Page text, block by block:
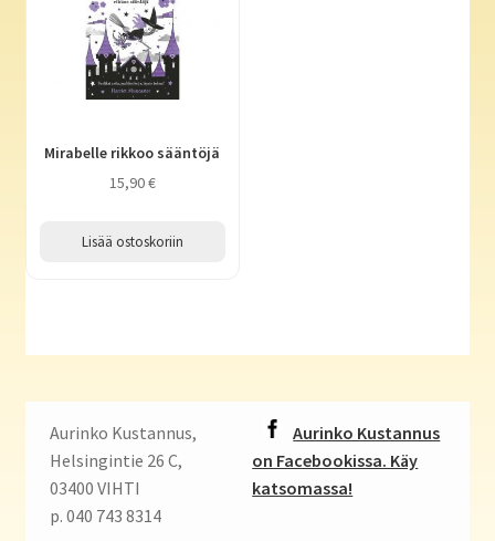
Mirabelle rikkoo sääntöjä
15,90€
Lisää ostoskoriin
Aurinko Kustannus,
Helsingintie 26 C,
03400 VIHTI
p. 040 743 8314
Aurinko Kustannus
on Facebookissa. Käy
katsomassa!